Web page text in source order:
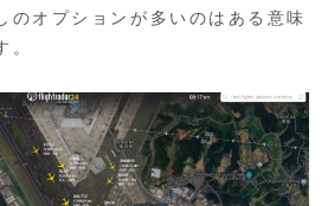
のオプションが多いのはある意味
。